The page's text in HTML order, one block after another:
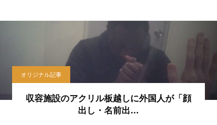
オリジナル記事
収容施設のアクリル板越しに外国人が「顔
出し・名前出…